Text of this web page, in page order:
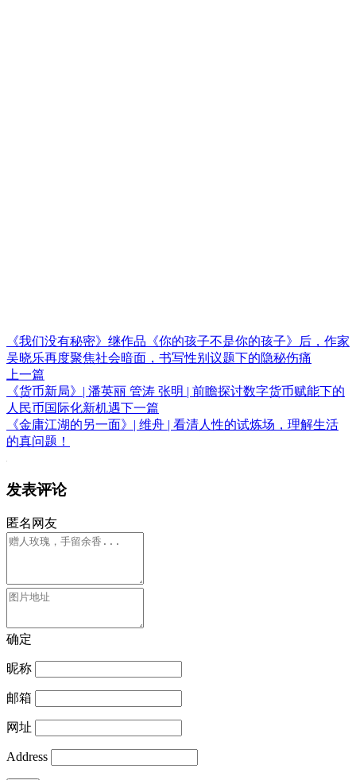
《我们没有秘密》继作品《你的孩子不是你的孩子》后，作家
吴晓乐再度聚焦社会暗面，书写性别议题下的隐秘伤痛
上一篇
《货币新局》| 潘英丽 管涛 张明 | 前瞻探讨数字货币赋能下的
人民币国际化新机遇下一篇
《金庸江湖的另一面》| 维舟 | 看清人性的试炼场，理解生活
的真问题！
发表评论
匿名网友
确定
昵称
邮箱
网址
Address